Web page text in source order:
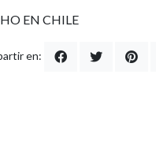
EN CHILE
en: